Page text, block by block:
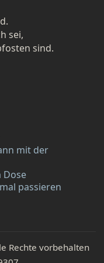
sei,
sind.
mit der
Dose
passieren
Rechte vorbehalten